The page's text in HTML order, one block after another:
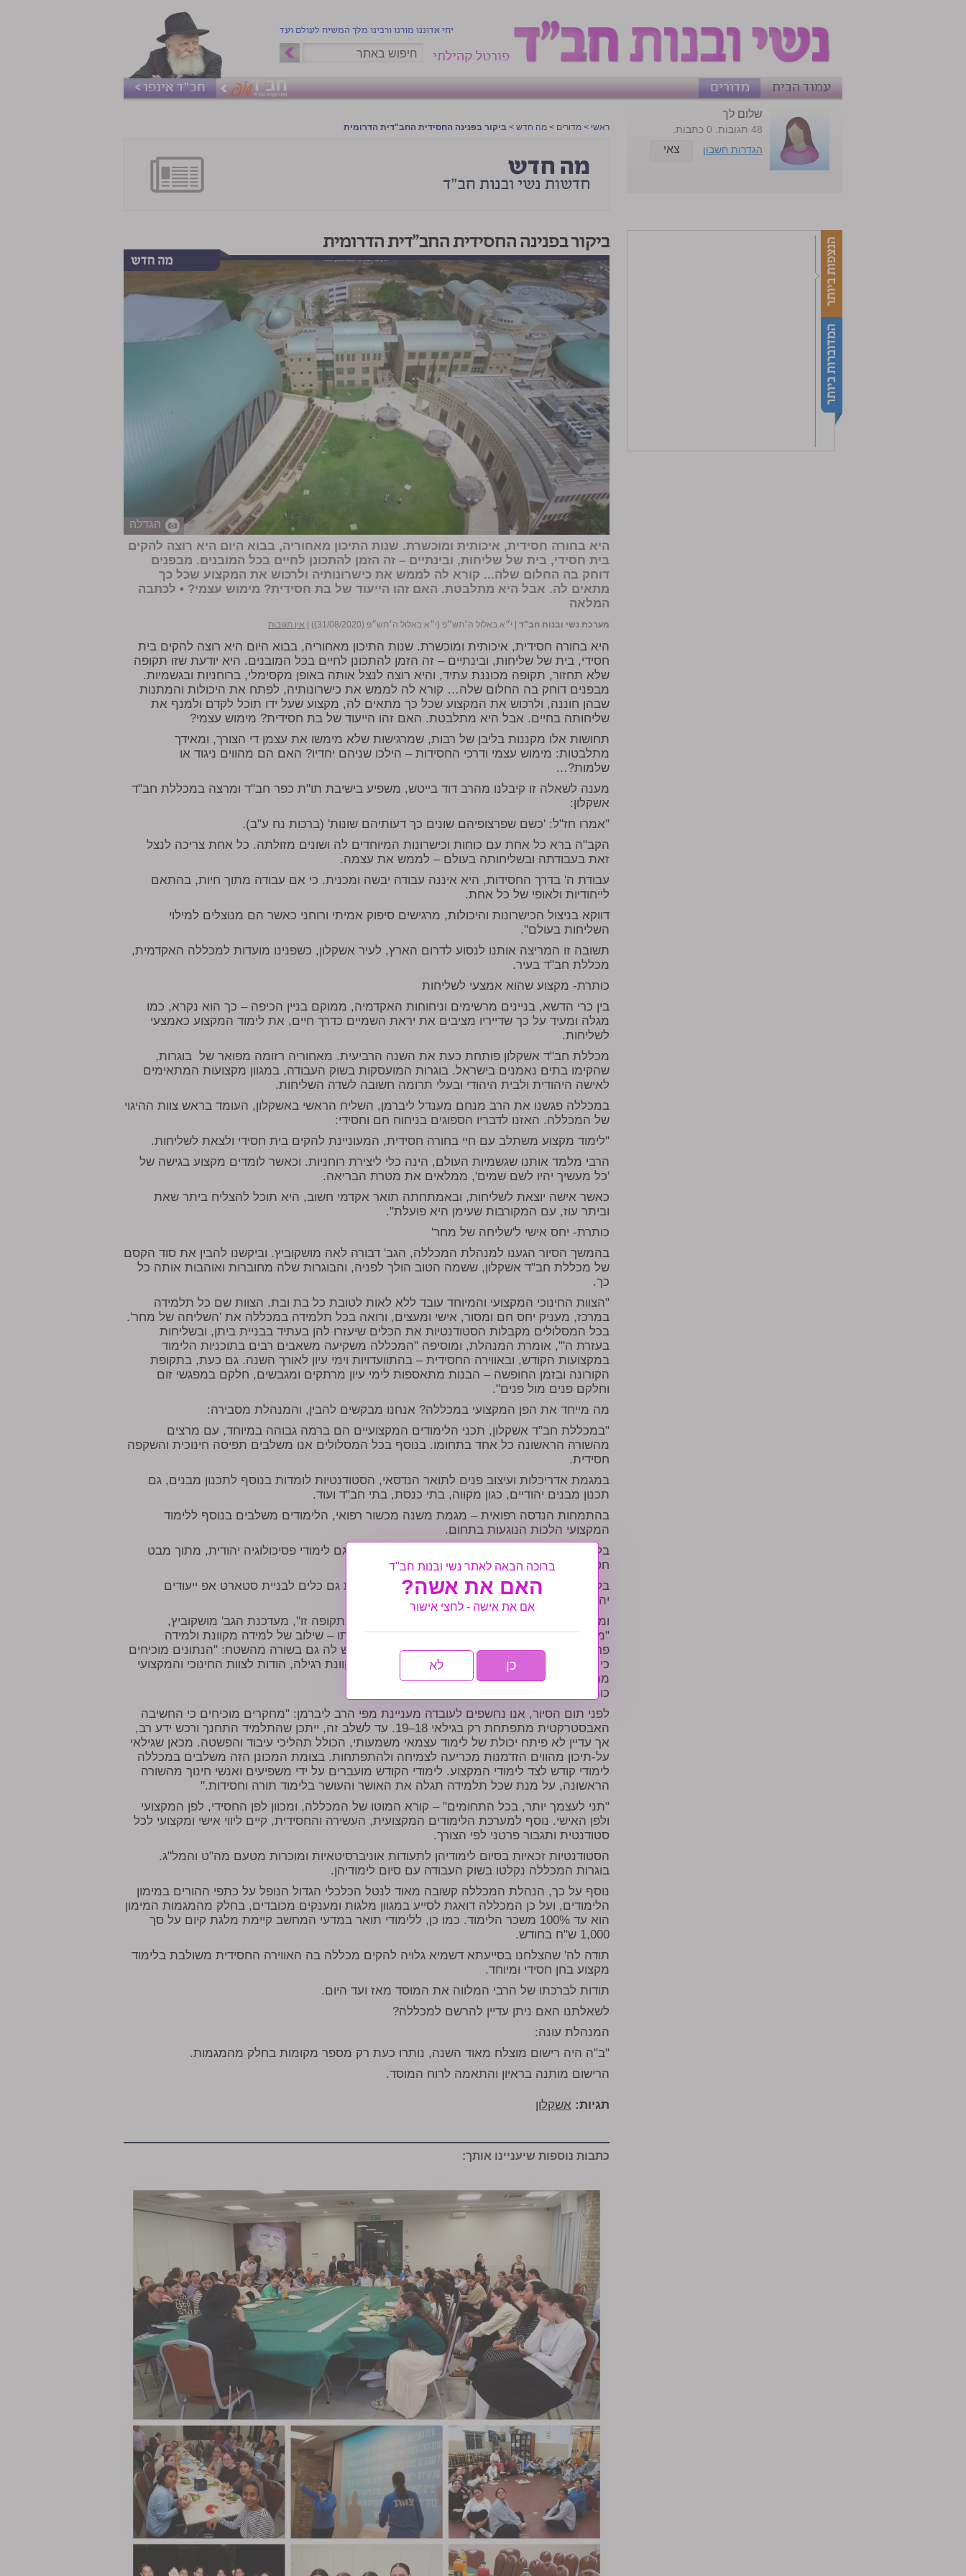
יחי אדוננו מורנו ורבינו מלך המשיח לעולם ועד
פורטל קהילתי
עמוד הבית
מדורים חב"ד אינפו >
ראשי > מדורים > מה חדש > ביקור בפנינה החסידית החב"דית הדרומית
ביקור בפנינה החסידית החב"דית הדרומית
הגדלה
היא בחורה חסידית, איכותית ומוכשרת. שנות התיכון מאחוריה, בבוא היום היא רוצה להקים
בית חסידי, בית של שליחות, ובינתיים – זה הזמן להתכונן לחיים בכל המובנים. מבפנים
דוחק בה החלום שלה... קורא לה לממש את כישרונותיה ולרכוש את המקצוע שכל כך
מתאים לה. אבל היא מתלבטת. האם זהו הייעוד של בת חסידית? מימוש עצמי? • לכתבה
המלאה
מערכת נשי ובנות חב"ד י״א באלול ה׳תש״פ (י״א באלול ה׳תש״פ (31/08/2020)) אין תגובות
היא בחורה חסידית, איכותית ומוכשרת. שנות התיכון מאחוריה, בבוא היום היא רוצה להקים בית
חסידי, בית של שליחות, ובינתיים – זה הזמן להתכונן לחיים בכל המובנים. היא יודעת שזו תקופה
שלא תחזור, תקופה מכוננת עתיד, והיא רוצה לנצל אותה באופן מקסימלי, ברוחניות ובגשמיות.
מבפנים דוחק בה החלום שלה… קורא לה לממש את כישרונותיה, לפתח את היכולות והמתנות
שבהן חוננה, ולרכוש את המקצוע שכל כך מתאים לה, מקצוע שעל ידו תוכל לקדם ולמנף את
שליחותה בחיים. אבל היא מתלבטת. האם זהו הייעוד של בת חסידית? מימוש עצמי?
תחושות אלו מקננות בליבן של רבות, שמרגישות שלא מימשו את עצמן די הצורך, ומאידך
מתלבטות: מימוש עצמי ודרכי החסידות – הילכו שניהם יחדיו? האם הם מהווים ניגוד או
שלמות?…
מענה לשאלה זו קיבלנו מהרב דוד בייטש, משפיע בישיבת תו"ת כפר חב"ד ומרצה במכללת חב"ד
אשקלון:
"אמרו חז"ל: 'כשם שפרצופיהם שונים כך דעותיהם שונות' (ברכות נח ע"ב).
הקב"ה ברא כל אחת עם כוחות וכישרונות המיוחדים לה ושונים מזולתה. כל אחת צריכה לנצל
זאת בעבודתה ובשליחותה בעולם – לממש את עצמה.
עבודת ה' בדרך החסידות, היא איננה עבודה יבשה ומכנית. כי אם עבודה מתוך חיות, בהתאם
לייחודיות ולאופי של כל אחת.
דווקא בניצול הכישרונות והיכולות, מרגישים סיפוק אמיתי ורוחני כאשר הם מנוצלים למילוי
השליחות בעולם".
תשובה זו המריצה אותנו לנסוע לדרום הארץ, לעיר אשקלון, כשפנינו מועדות למכללה האקדמית,
מכללת חב"ד בעיר.
כותרת- מקצוע שהוא אמצעי לשליחות
בין כרי הדשא, בניינים מרשימים וניחוחות האקדמיה, ממוקם בניין הכיפה – כך הוא נקרא, כמו
מגלה ומעיד על כך שדייריו מציבים את יראת השמיים כדרך חיים, את לימוד המקצוע כאמצעי
לשליחות.
מכללת חב"ד אשקלון פותחת כעת את השנה הרביעית. מאחוריה רזומה מפואר של בוגרות,
שהקימו בתים נאמנים בישראל. בוגרות המועסקות בשוק העבודה, במגוון מקצועות המתאימים
לאישה היהודית ולבית היהודי ובעלי תרומה חשובה לשדה השליחות.
במכללה פגשנו את הרב מנחם מענדל ליברמן, השליח הראשי באשקלון, העומד בראש צוות ההיגוי
של המכללה. האזנו לדבריו הספוגים בניחוח חם וחסידי:
"לימוד מקצוע משתלב עם חיי בחורה חסידית, המעוניינת להקים בית חסידי ולצאת לשליחות.
הרבי מלמד אותנו שגשמיות העולם, הינה כלי ליצירת רוחניות. וכאשר לומדים מקצוע בגישה של
'כל מעשיך יהיו לשם שמים', ממלאים את מטרת הבריאה.
כאשר אישה יוצאת לשליחות, ובאמתחתה תואר אקדמי חשוב, היא תוכל להצליח ביתר שאת
וביתר עוז, עם המקורבות שעימן היא פועלת".
כותרת- יחס אישי ל'שליחה של מחר'
בהמשך הסיור הגענו למנהלת המכללה, הגב' דבורה לאה מושקוביץ. וביקשנו להבין את סוד הקסם
של מכללת חב"ד אשקלון, ששמה הטוב הולך לפניה, והבוגרות שלה מחוברות ואוהבות אותה כל
כך.
"הצוות החינוכי המקצועי והמיוחד עובד ללא לאות לטובת כל בת ובת. הצוות שם כל תלמידה
במרכז, מעניק יחס חם ומסור, אישי ומעצים, ורואה בכל תלמידה במכללה את 'השליחה של מחר'.
בכל המסלולים מקבלות הסטודנטיות את הכלים שיעזרו להן בעתיד בבניית ביתן, ובשליחות
בעזרת ה'", אומרת המנהלת, ומוסיפה "המכללה משקיעה משאבים רבים בתוכניות הלימוד
במקצועות הקודש, ובאווירה החסידית – בהתוועדויות וימי עיון לאורך השנה. גם כעת, בתקופת
הקורונה ובזמן החופשה – הבנות מתאספות לימי עיון מרתקים ומגבשים, חלקם במפגשי זום
וחלקם פנים מול פנים".
מה מייחד את הפן המקצועי במכללה? אנחנו מבקשים להבין, והמנהלת מסבירה:
"במכללת חב"ד אשקלון, תכני הלימודים המקצועיים הם ברמה גבוהה במיוחד, עם מרצים
מהשורה הראשונה כל אחד בתחומו. בנוסף בכל המסלולים אנו משלבים תפיסה חינוכית והשקפה
חסידית.
במגמת אדריכלות ועיצוב פנים לתואר הנדסאי, הסטודנטיות לומדות בנוסף לתכנון מבנים, גם
תכנון מבנים יהודיים, כגון מקווה, בתי כנסת, בתי חב"ד ועוד.
בהתמחות הנדסה רפואית – מגמת משנה מכשור רפואי, הלימודים משלבים בנוסף ללימוד
המקצועי הלכות הנוגעות בתחום.
בלימודי התואר בפסיכולוגיה, לימודי התואר משלבים גם לימודי פסיכולוגיה יהודית, מתוך מבט
חסידי.
בלימודי התואר למדעי המחשב, הסטודנטיות מקבלות גם כלים לבניית סטארט אפ ייעודים
יהודים".
ומה באשר למגבלות תקופת הקורונה? "עקב המצב בתקופה זו", מעדכנת הגב' מושקוביץ,
"מערכת הלימודים תתקיים במודל היברידי, שמשמעותו – שילוב של למידה מקוונת ולמידה
פרונטלית בהתאם לצרכי התלמידה ותכני הלימוד". ויש לה גם בשורה מהשטח: "הנתונים מוכיחים
כי אחוזי ההצלחה שלנו גדולים פי 4 לעומת למידה מקוונת רגילה, הודות לצוות החינוכי והמקצועי
מהמובילים בתחום".
כותרת-נותנים יותר בכל התחומים
לפני תום הסיור, אנו נחשפים לעובדה מעניינת מפי הרב ליברמן: "מחקרים מוכיחים כי החשיבה
האבסטרקטית מתפתחת רק בגילאי 18–19. עד לשלב זה, ייתכן שהתלמיד התחנך ורכש ידע רב,
אך עדיין לא פיתח יכולת של לימוד עצמאי משמעותי, הכולל תהליכי עיבוד והפשטה. מכאן שגילאי
על-תיכון מהווים הזדמנות מכריעה לצמיחה ולהתפתחות. בצומת המכונן הזה משלבים במכללה
לימודי קודש לצד לימודי המקצוע. לימודי הקודש מועברים על ידי משפיעים ואנשי חינוך מהשורה
הראשונה, על מנת שכל תלמידה תגלה את האושר והעושר בלימוד תורה וחסידות."
"תני לעצמך יותר, בכל התחומים" – קורא המוטו של המכללה, ומכוון לפן החסידי, לפן המקצועי
ולפן האישי. נוסף למערכת הלימודים המקצועית, העשירה והחסידית, קיים ליווי אישי ומקצועי לכל
סטודנטית ותגבור פרטני לפי הצורך.
הסטודנטיות זכאיות בסיום לימודיהן לתעודות אוניברסיטאיות ומוכרות מטעם מה"ט והמל"ג.
בוגרות המכללה נקלטו בשוק העבודה עם סיום לימודיהן.
נוסף על כך, הנהלת המכללה קשובה מאוד לנטל הכלכלי הגדול הנופל על כתפי ההורים במימון
הלימודים, ועל כן המכללה דואגת לסייע במגוון מלגות ומענקים מכובדים, בחלק מהמגמות המימון
הוא עד 100% משכר הלימוד. כמו כן, ללימודי תואר במדעי המחשב קיימת מלגת קיום על סך
1,000 ש"ח בחודש.
תודה לה' שהצלחנו בסייעתא דשמיא גלויה להקים מכללה בה האווירה החסידית משולבת בלימוד
מקצוע בחן חסידי ומיוחד.
תודות לברכתו של הרבי המלווה את המוסד מאז ועד היום.
לשאלתנו האם ניתן עדיין להרשם למכללה?
המנהלת עונה:
"ב"ה היה רישום מוצלח מאוד השנה, נותרו כעת רק מספר מקומות בחלק מהמגמות.
הרישום מותנה בראיון והתאמה לרוח המוסד.
תגיות: אשקלון
כתבות נוספות שיעניינו אותך:
שלום לך
48 תגובות. 0 כתבות.
הגדרות חשבון
צאי
ברוכה הבאה לאתר נשי ובנות חב"ד
האם את אשה?
אם את אישה - לחצי אישור
כן לא